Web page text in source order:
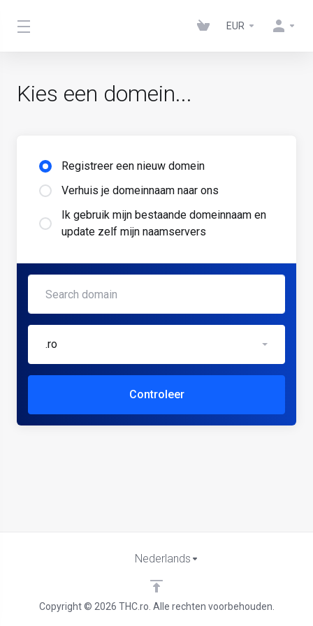
EUR
Kies een domein...
Registreer een nieuw domein
Verhuis je domeinnaam naar ons
Ik gebruik mijn bestaande domeinnaam en
update zelf mijn naamservers
.ro
Controleer
Copyright © 2026 THC.ro. Alle rechten voorbehouden.
Nederlands